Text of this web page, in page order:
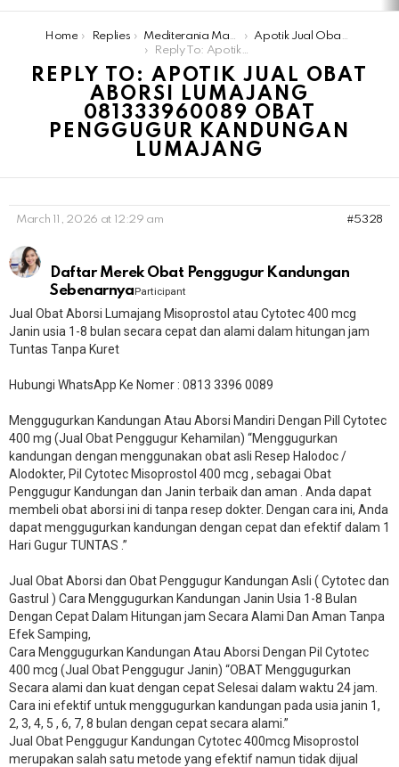
You are here:
Home Replies Mediterania Marina Residences
Apotik Jual Obat Aborsi Lumajang 081333960089 Obat Penggugur Kandungan Lumajang
Reply To: Apotik Jual Obat Aborsi Lumajang 081333960089 Obat Penggugur Kandungan Lumajang
REPLY TO: APOTIK JUAL OBAT
ABORSI LUMAJANG
081333960089 OBAT
PENGGUGUR KANDUNGAN
LUMAJANG
March 11, 2026 at 12:29 am #5328
Daftar Merek Obat Penggugur Kandungan
SebenarnyaParticipant
Jual Obat Aborsi Lumajang Misoprostol atau Cytotec 400 mcg
Janin usia 1-8 bulan secara cepat dan alami dalam hitungan jam
Tuntas Tanpa Kuret
Hubungi WhatsApp Ke Nomer : 0813 3396 0089
Menggugurkan Kandungan Atau Aborsi Mandiri Dengan Pill Cytotec
400 mg (Jual Obat Penggugur Kehamilan) “Menggugurkan
kandungan dengan menggunakan obat asli Resep Halodoc /
Alodokter, Pil Cytotec Misoprostol 400 mcg , sebagai Obat
Penggugur Kandungan dan Janin terbaik dan aman . Anda dapat
membeli obat aborsi ini di tanpa resep dokter. Dengan cara ini, Anda
dapat menggugurkan kandungan dengan cepat dan efektif dalam 1
Hari Gugur TUNTAS .”
Jual Obat Aborsi dan Obat Penggugur Kandungan Asli ( Cytotec dan
Gastrul ) Cara Menggugurkan Kandungan Janin Usia 1-8 Bulan
Dengan Cepat Dalam Hitungan jam Secara Alami Dan Aman Tanpa
Efek Samping,
Cara Menggugurkan Kandungan Atau Aborsi Dengan Pil Cytotec
400 mcg (Jual Obat Penggugur Janin) “OBAT Menggugurkan
Secara alami dan kuat dengan cepat Selesai dalam waktu 24 jam.
Cara ini efektif untuk menggugurkan kandungan pada usia janin 1,
2, 3, 4, 5 , 6, 7, 8 bulan dengan cepat secara alami.”
Jual Obat Penggugur Kandungan Cytotec 400mcg Misoprostol
merupakan salah satu metode yang efektif namun tidak dijual